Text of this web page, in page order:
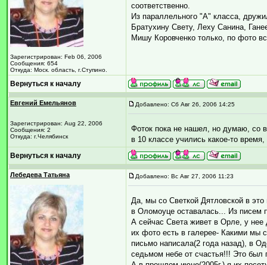
Зарегистрирован: Feb 06, 2006
Сообщения: 654
Откуда: Моск. область, г.Ступино.
соответственно.
Из параллельного "А" класса,
Братухину Свету, Леху Санина,
Мишу Коровченко только, по фото
Вернуться к началу
Евгений Емельянов
Зарегистрирован: Aug 22, 2006
Сообщения: 2
Откуда: г.Челябинск
Добавлено: Сб Авг 26, 2006 14:25
Фоток пока не нашел, но думаю, со
в 10 классе учились какое-то
Вернуться к началу
Лебедева Татьяна Добавлено: Вс Авг 27, 2006 11:23
Да, мы со Светкой Дятловской в
в Оломоуце оставалась... Из писем
А сейчас Света живет в Орле, у нее
их фото есть в галерее- Какими мы
письмо написала(2 года назад), в
седьмом небе от счастья!!! Это был